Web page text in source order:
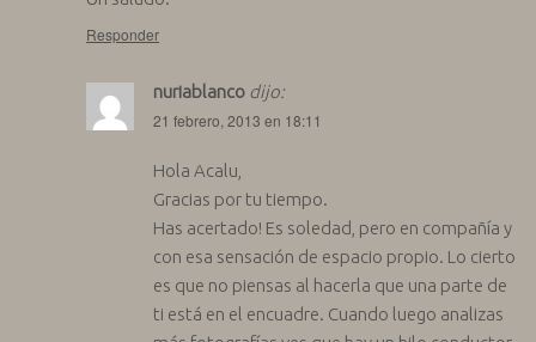
Responder
nuriablanco dijo:
21 febrero, 2013 en 18:11
Hola Acalu,
Gracias por tu tiempo.
Has acertado! Es soledad, pero en compañía y
con esa sensación de espacio propio. Lo cierto
es que no piensas al hacerla que una parte de
ti está en el encuadre. Cuando luego analizas